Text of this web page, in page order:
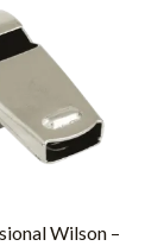
Wilson –